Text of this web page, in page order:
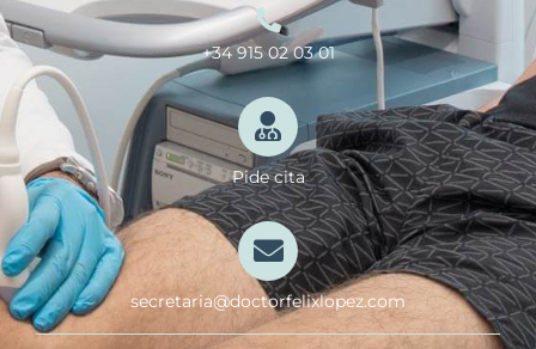
+34 915 02 03 01
Pide cita
secretaria@doctorfelixlopez.com